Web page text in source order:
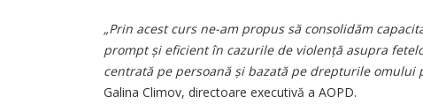
de
„Prin acest curs ne-am propus să consolidăm
prompt și eficient în cazurile de violență asupra
centrată pe persoană și bazată pe drepturile omului
Galina Climov, directoare executivă a AOPD.